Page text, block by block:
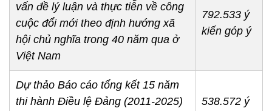
vấn đề lý luận và thực tiễn về công
cuộc đổi mới theo định hướng xã
hội chủ nghĩa trong 40 năm qua ở
Việt Nam
792.533 ý
kiến góp ý
Dự thảo Báo cáo tổng kết 15 năm
thi hành Điều lệ Đảng (2011-2025)
538.572 ý